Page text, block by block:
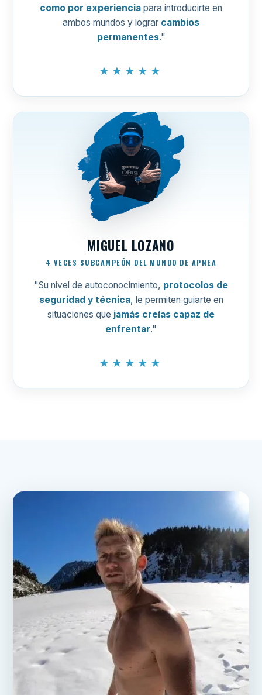
como por experiencia para introducirte en
ambos mundos y lograr cambios
permanentes."
★★★★★
MIGUEL LOZANO
4 VECES SUBCAMPEÓN DEL MUNDO DE APNEA
"Su nivel de autoconocimiento, protocolos de
seguridad y técnica, le permiten guiarte en
situaciones que jamás creías capaz de
enfrentar."
★★★★★